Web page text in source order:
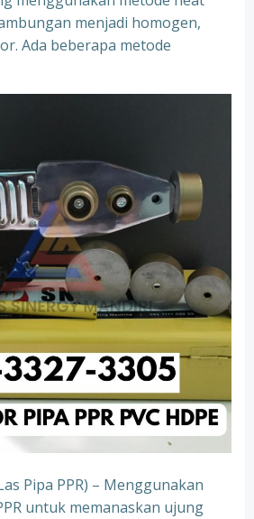
menjadi homogen,
Ada beberapa metode
Pipa PPR) – Menggunakan
untuk memanaskan ujung